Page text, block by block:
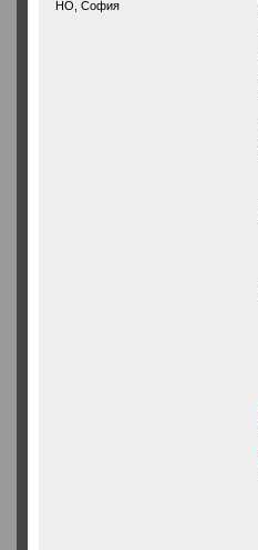
HO, София